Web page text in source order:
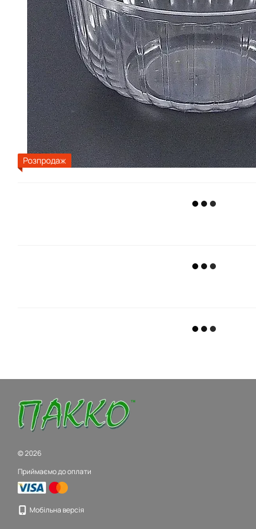
Розпродаж
© 2026
Приймаємо до оплати
Мобільна версія